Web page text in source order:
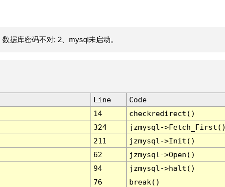
据库密码不对; 2、mysql未启动。
Line
Code
14
checkredirect()
324
jzmysql-
211
jzmysql->Init()
62
jzmysql->Open()
94
jzmysql->halt()
76 break()